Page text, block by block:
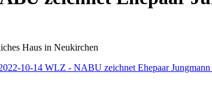
Haus in Neukirchen
10-14 WLZ - NABU zeichnet Ehepaar Jungmann